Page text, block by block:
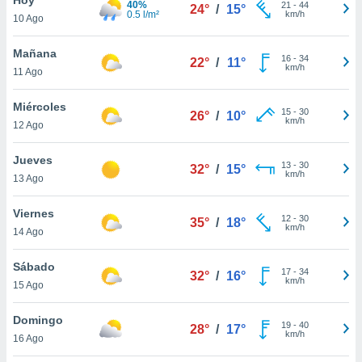
en
más
nuestra
de
cookies
aceptar
10 Ago
40%
0.5 l/m²
24° / 15° 21 - 44
km/h
Mañana
11 Ago
22° / 11° 16- 34
km/h
Miércoles
12 Ago
26° / 10° 15- 30
km/h
Jueves
13 Ago
32° / 15° 13- 30
km/h
Viernes
14 Ago
35° / 18° 12- 30
km/h
Sábado
15 Ago
32° / 16° 17- 34
km/h
Domingo
16 Ago
28° / 17° 19- 40
km/h